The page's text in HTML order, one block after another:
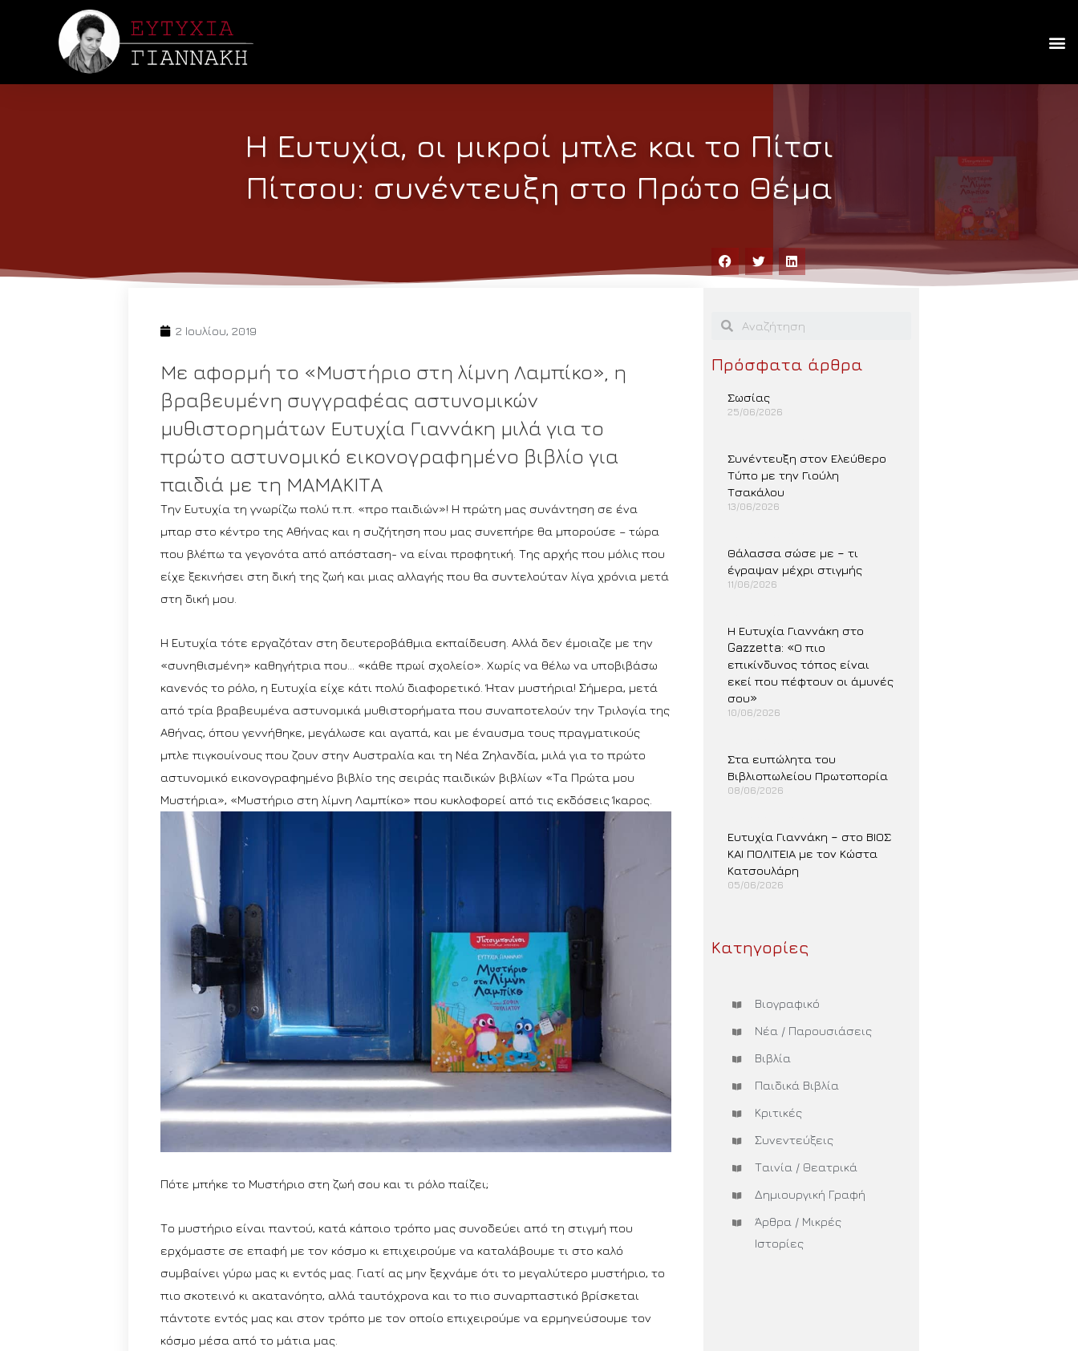
Η Ευτυχία, οι μικροί μπλε και το Πίτσι
Πίτσου: συνέντευξη στο Πρώτο Θέμα
2 Ιουλίου, 2019
Με αφορμή το «Μυστήριο στη λίμνη Λαμπίκο», η
βραβευμένη συγγραφέας αστυνομικών
μυθιστορημάτων Ευτυχία Γιαννάκη μιλά για το
πρώτο αστυνομικό εικονογραφημένο βιβλίο για
παιδιά με τη ΜΑΜΑΚΙΤΑ
Την Ευτυχία τη γνωρίζω πολύ π.π. «προ παιδιών»! Η πρώτη μας συνάντηση σε ένα
μπαρ στο κέντρο της Αθήνας και η συζήτηση που μας συνεπήρε θα μπορούσε – τώρα
που βλέπω τα γεγονότα από απόσταση- να είναι προφητική. Της αρχής που μόλις που
είχε ξεκινήσει στη δική της ζωή και μιας αλλαγής που θα συντελούταν λίγα χρόνια μετά
στη δική μου.
Η Ευτυχία τότε εργαζόταν στη δευτεροβάθμια εκπαίδευση. Αλλά δεν έμοιαζε με την
«συνηθισμένη» καθηγήτρια που… «κάθε πρωί σχολείο». Χωρίς να θέλω να υποβιβάσω
κανενός το ρόλο, η Ευτυχία είχε κάτι πολύ διαφορετικό. Ήταν μυστήρια! Σήμερα, μετά
από τρία βραβευμένα αστυνομικά μυθιστορήματα που συναποτελούν την Τριλογία της
Αθήνας, όπου γεννήθηκε, μεγάλωσε και αγαπά, και με έναυσμα τους πραγματικούς
μπλε πιγκουίνους που ζουν στην Αυστραλία και τη Νέα Ζηλανδία, μιλά για το πρώτο
αστυνομικό εικονογραφημένο βιβλίο της σειράς παιδικών βιβλίων «Τα Πρώτα μου
Μυστήρια», «Μυστήριο στη λίμνη Λαμπίκο» που κυκλοφορεί από τις εκδόσεις Ίκαρος.
Πότε μπήκε το Μυστήριο στη ζωή σου και τι ρόλο παίζει;
Το μυστήριο είναι παντού, κατά κάποιο τρόπο μας συνοδεύει από τη στιγμή που
ερχόμαστε σε επαφή με τον κόσμο κι επιχειρούμε να καταλάβουμε τι στο καλό
συμβαίνει γύρω μας κι εντός μας. Γιατί ας μην ξεχνάμε ότι το μεγαλύτερο μυστήριο, το
πιο σκοτεινό κι ακατανόητο, αλλά ταυτόχρονα και το πιο συναρπαστικό βρίσκεται
πάντοτε εντός μας και στον τρόπο με τον οποίο επιχειρούμε να ερμηνεύσουμε τον
κόσμο μέσα από το μάτια μας.
Πρόσφατα άρθρα
Σωσίας
25/06/2026
Συνέντευξη στον Ελεύθερο
Τύπο με την Γιούλη
Τσακάλου
13/06/2026
Θάλασσα σώσε με – τι
έγραψαν μέχρι στιγμής
11/06/2026
Η Ευτυχία Γιαννάκη στο
Gazzetta: «Ο πιο
επικίνδυνος τόπος είναι
εκεί που πέφτουν οι άμυνές
σου»
10/06/2026
Στα ευπώλητα του
Βιβλιοπωλείου Πρωτοπορία
08/06/2026
Ευτυχία Γιαννάκη – στο ΒΙΟΣ
ΚΑΙ ΠΟΛΙΤΕΙΑ με τον Κώστα
Κατσουλάρη
05/06/2026
Κατηγορίες
Βιογραφικό
Νέα / Παρουσιάσεις
Βιβλία
Παιδικά Βιβλία
Κριτικές
Συνεντεύξεις
Ταινία / Θεατρικά
Δημιουργική Γραφή
Άρθρα / Μικρές
Ιστορίες